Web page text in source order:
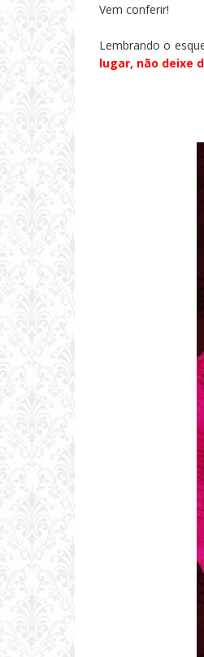
Vem conferir!
Lembrando o
lugar, não deixe